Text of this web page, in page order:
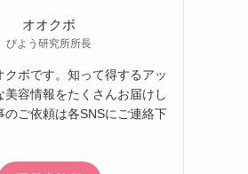
オオクボ
びよう研究所所長
クボです。知って得するアッ
美容情報をたくさんお届けし
のご依頼は各SNSにご連絡下